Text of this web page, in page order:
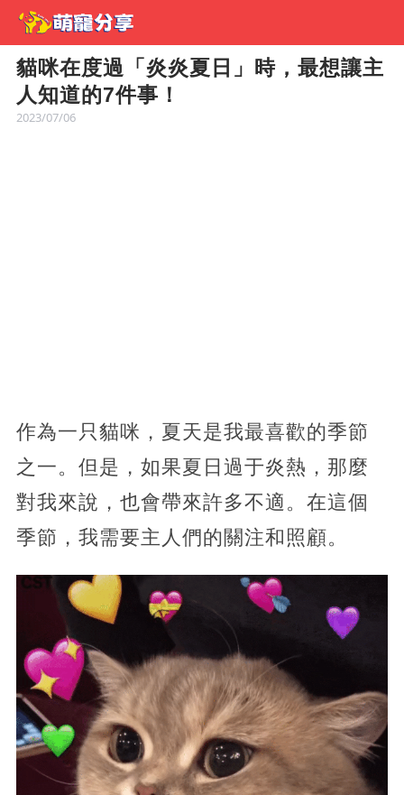
貓咪在度過「炎炎夏日」時，最想讓主
人知道的7件事！
2023/07/06
作為一只貓咪，夏天是我最喜歡的季節
之一。但是，如果夏日過于炎熱，那麼
對我來說，也會帶來許多不適。在這個
季節，我需要主人們的關注和照顧。